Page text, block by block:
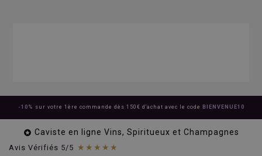
-10% sur votre 1ère commande dès 150€ d'achat avec le code BIENVENUE10
 Caviste en ligne Vins, Spiritueux et Champagnes
Avis Vérifiés 5/5 ★★★★★